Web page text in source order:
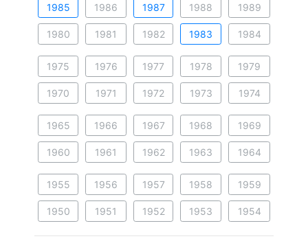
1985 1986 1987 1988 1989
1980 1981 1982 1983 1984
1975 1976 1977 1978 1979
1970 1971 1972 1973 1974
1965 1966 1967 1968 1969
1960 1961 1962 1963 1964
1955 1956 1957 1958 1959
1950 1951 1952 1953 1954